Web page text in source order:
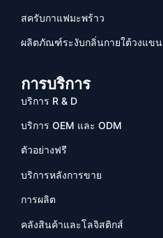
สครับกาแฟมะพร้าว
ผลิตภัณฑ์ระงับกลิ่นกายใต้วงแขน
การบริการ
บริการ R & D
บริการ OEM และ ODM
ตัวอย่างฟรี
บริการหลังการขาย
การผลิต
คลังสินค้าและโลจิสติกส์